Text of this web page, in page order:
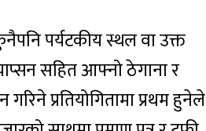
पर्यटकीय स्थल वा उक्त
सहित आफ्नो ठेगाना र
प्रतियोगितामा प्रथम हुनेले